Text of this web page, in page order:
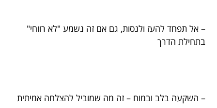
– אל תפחד להעז ולנסות, גם אם זה נשמע "לא רווחי"
בתחילת הדרך
– השקעה בלב ובמוח – זה מה שמוביל להצלחה אמיתית